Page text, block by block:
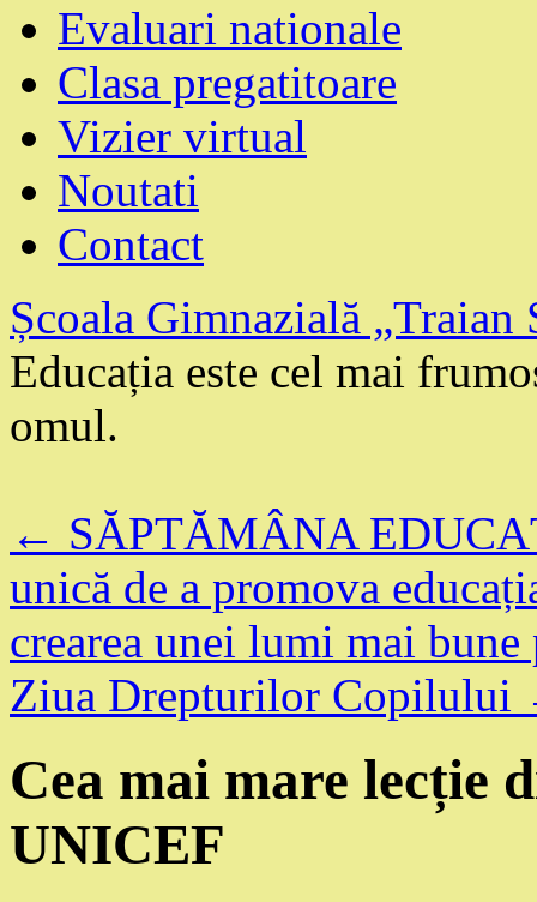
Evaluari nationale
Clasa pregatitoare
Vizier virtual
Noutati
Contact
Școala Gimnazială „Traian
Educația este cel mai
omul.
← SĂPTĂMÂNA
unică de a promova
crearea unei lumi mai
Ziua Drepturilor Copilului
Cea mai mare lecție
UNICEF